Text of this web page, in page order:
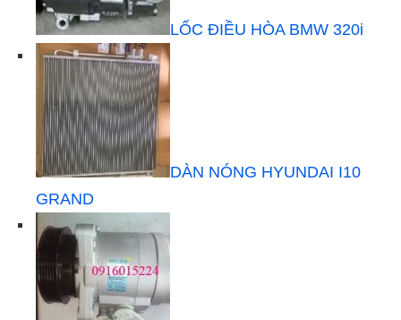
LỐC ĐIỀU HÒA BMW 320i
DÀN NÓNG HYUNDAI I10
GRAND